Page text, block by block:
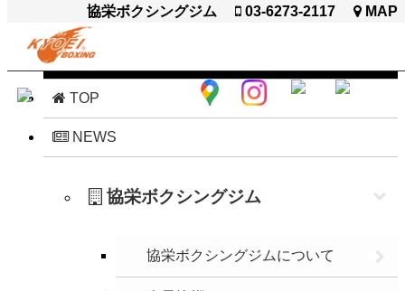
協栄ボクシングジム 03-6273-2117 MAP
閉じる
TOP
NEWS
協栄ボクシングジム
協栄ボクシングジムについて